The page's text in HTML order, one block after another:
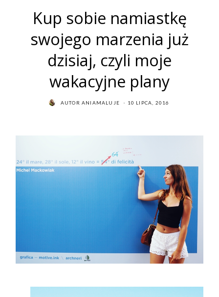
Kup sobie namiastkę
swojego marzenia już
dzisiaj, czyli moje
wakacyjne plany
AUTORANIAMALUJE
POSTED
10 LIPCA, 2016